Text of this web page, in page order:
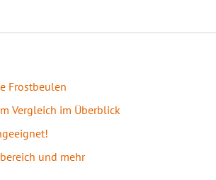
Frostbeulen
Vergleich im Überblick
und mehr